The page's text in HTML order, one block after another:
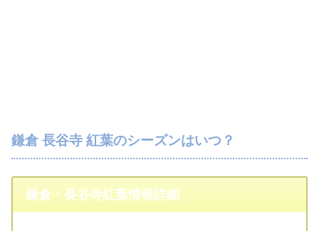
鎌倉 長谷寺 紅葉のシーズンはいつ？
鎌倉・長谷寺紅葉情報詳細